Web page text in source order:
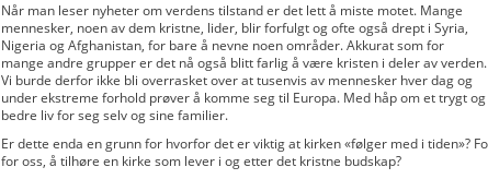
Når man leser nyheter om verdens tilstand er det lett å miste motet. Mange
mennesker, noen av dem kristne, lider, blir forfulgt og ofte også drept i Syria,
Nigeria og Afghanistan, for bare å nevne noen områder. Akkurat som for
mange andre grupper er det nå også blitt farlig å være kristen i deler av verden.
Vi burde derfor ikke bli overrasket over at tusenvis av mennesker hver dag og
under ekstreme forhold prøver å komme seg til Europa. Med håp om et trygt og
bedre liv for seg selv og sine familier.
Er dette enda en grunn for hvorfor det er viktig at kirken «følger med i tiden»?
for oss, å tilhøre en kirke som lever i og etter det kristne budskap?